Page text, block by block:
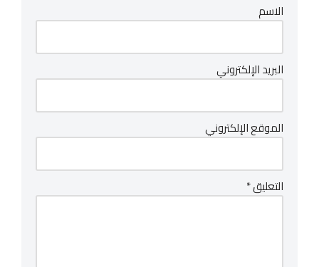
الاسم
البريد الإلكتروني
الموقع الإلكتروني
التعليق*